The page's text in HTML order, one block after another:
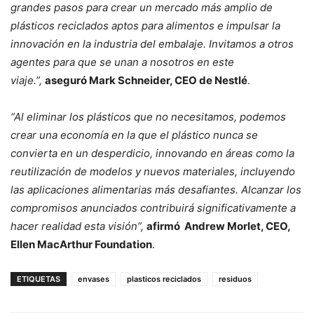
grandes pasos para crear un mercado más amplio de
plásticos reciclados aptos para alimentos e impulsar la
innovación en la industria del embalaje. Invitamos a otros
agentes para que se unan a nosotros en este
viaje.”, aseguró Mark Schneider, CEO de Nestlé.
“Al eliminar los plásticos que no necesitamos, podemos
crear una economía en la que el plástico nunca se
convierta en un desperdicio, innovando en áreas como la
reutilización de modelos y nuevos materiales, incluyendo
las aplicaciones alimentarias más desafiantes. Alcanzar los
compromisos anunciados contribuirá significativamente a
hacer realidad esta visión”, afirmó Andrew Morlet, CEO,
Ellen MacArthur Foundation.
ETIQUETAS envases plasticos reciclados residuos